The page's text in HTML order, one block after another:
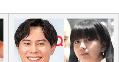
優の夫・廣瀬智紀…
2026/4/10
相は続投意向も…W不倫報道の
相「意見交換をしていた」の